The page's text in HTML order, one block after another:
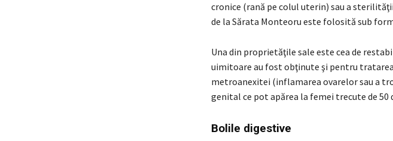
cronice (rană pe colul uterin) sau a
de la Sărata Monteoru este folosită sub
Una din proprietăţile sale este cea de
uimitoare au fost obţinute şi pentru
metroanexitei (inflamarea ovarelor sau a
genital ce pot apărea la femei trecute de 50
Bolile digestive